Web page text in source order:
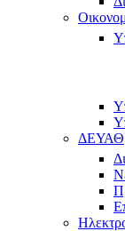
ΔΕΥΑΘ